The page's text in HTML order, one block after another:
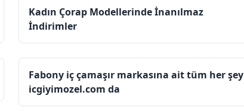
Kadın Çorap Modellerinde İnanılmaz
İndirimler
Fabony iç çamaşır markasına ait tüm her şey
icgiyimozel.com da